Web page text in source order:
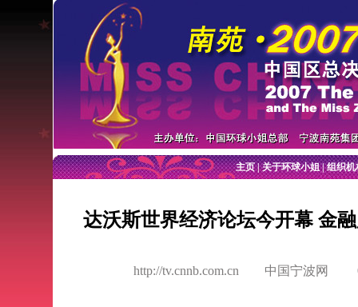
主页|关于环球小姐|组织机
达沃斯世界经济论坛今开幕 金
http://tv.cnnb.com.cn 中国宁波网